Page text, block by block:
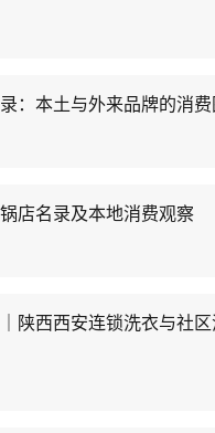
：本土与外来品牌的消
店名录及本地消费观察
陕西西安连锁洗衣与社